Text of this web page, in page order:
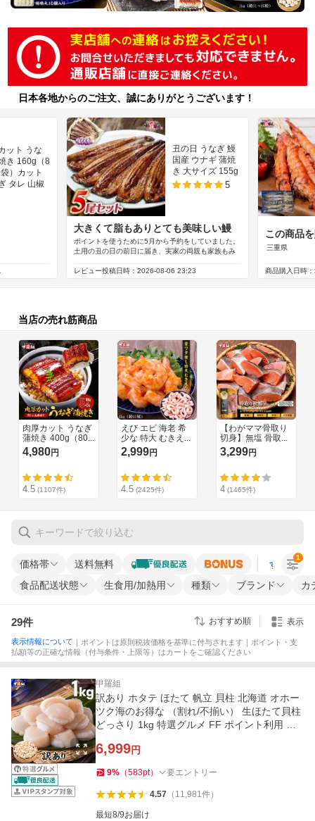
価格帯 送料無料 すべての条
食品配送状態 生食用/加熱用 種類 ブランド カ
1
29件 おすすめ順 表示
表示情報について ｜ポイントは原則税抜価格を基準に付与されます｜ポイント・支
払額等の正確な情報（付与条件・上限等）はカートをご確認ください
甲羅組
訳あり ホタテ ほたて 帆立 貝柱 北海道 オホー
ツク海のお得な （割れ/不揃い） 生ほたて貝柱
どっさり 1kg 特選グルメ FF ポイント利用 爆
6,999円
9% （583pt） 要エントリー
4.57（ 11,981件）
最短8/9お届け